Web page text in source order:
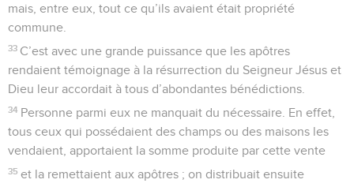
mais, entre eux, tout ce qu’ils avaient était propriété
commune.
33 C’est avec une grande puissance que les apôtres
rendaient témoignage à la résurrection du Seigneur Jésus et
Dieu leur accordait à tous d’abondantes bénédictions.
34 Personne parmi eux ne manquait du nécessaire. En effet,
tous ceux qui possédaient des champs ou des maisons les
vendaient, apportaient la somme produite par cette vente
35 et la remettaient aux apôtres ; on distribuait ensuite